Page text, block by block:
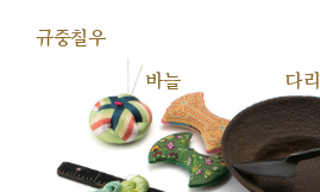
규중칠우
바늘
다